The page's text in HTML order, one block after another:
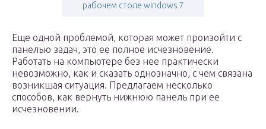
рабочем столе windows 7
Еще одной проблемой, которая может произойти с
панелью задач, это ее полное исчезновение.
Работать на компьютере без нее практически
невозможно, как и сказать однозначно, с чем связана
возникшая ситуация. Предлагаем несколько
способов, как вернуть нижнюю панель при ее
исчезновении.